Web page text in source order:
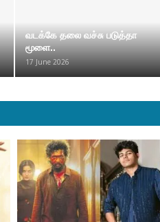
வடக்கே தலை வச்சு படுத்தா
மூளை..
17 June 2026